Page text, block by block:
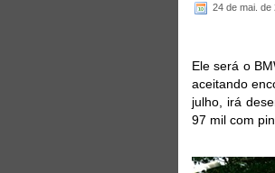
24 de mai. de
Ele será o
aceitando
julho, irá
97 mil com